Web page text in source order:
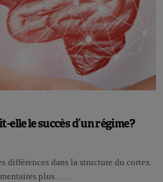
le succès d’un régime?
différences dans la structure du cortex
plus……